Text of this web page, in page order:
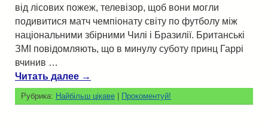
від лісових пожеж, телевізор, щоб вони могли
подивитися матч чемпіонату світу по футболу між
національними збірними Чилі і Бразилії. Британські
ЗМІ повідомляють, що в минулу суботу принц Гаррі
вчинив …
Читать далее →
Рубрика: Найбільш цікаве Прокоментуй!